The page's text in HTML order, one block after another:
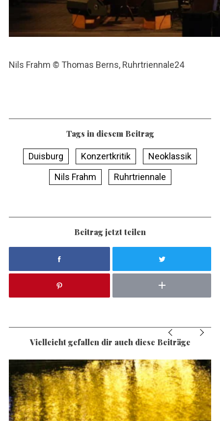
Nils Frahm © Thomas Berns, Ruhrtriennale24
Tags in diesem Beitrag
Duisburg Konzertkritik
Neoklassik
Nils Frahm
Ruhrtriennale
Beitrag jetzt teilen
Vielleicht gefallen dir auch diese Beiträge